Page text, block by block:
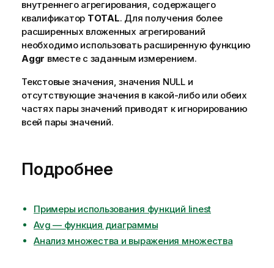
внутреннего агрегирования, содержащего
квалификатор TOTAL. Для получения более
расширенных вложенных агрегирований
необходимо использовать расширенную функцию
Aggr вместе с заданным измерением.
Текстовые значения, значения NULLи
отсутствующие значения в какой-либо или обеих
частях пары значений приводят к игнорированию
всей пары значений.
Подробнее
Примеры использования функций linest
Avg — функция диаграммы
Анализ множества и выражения множества